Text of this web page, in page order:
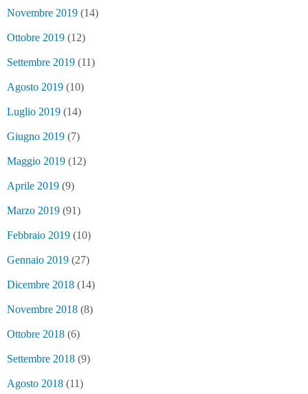
Novembre 2019 (14)
Ottobre 2019 (12)
Settembre 2019 (11)
Agosto 2019 (10)
Luglio 2019 (14)
Giugno 2019 (7)
Maggio 2019 (12)
Aprile 2019 (9)
Marzo 2019 (91)
Febbraio 2019 (10)
Gennaio 2019 (27)
Dicembre 2018 (14)
Novembre 2018 (8)
Ottobre 2018 (6)
Settembre 2018 (9)
Agosto 2018 (11)